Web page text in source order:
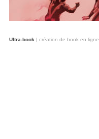
Ultra-book | création de book en ligne